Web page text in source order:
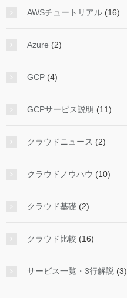
AWSチュートリアル (16)
Azure (2)
GCP (4)
GCPサービス説明 (11)
クラウドニュース (2)
クラウドノウハウ (10)
クラウド基礎 (2)
クラウド比較 (16)
サービス一覧・3行解説 (3)